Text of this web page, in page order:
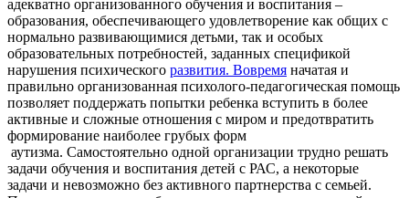
адекватно организованного обучения и воспитания –
образования, обеспечивающего удовлетворение как общих с
нормально развивающимися детьми, так и особых
образовательных потребностей, заданных спецификой
нарушения психического развития. Вовремя начатая и
правильно организованная психолого-педагогическая помощь
позволяет поддержать попытки ребенка вступить в более
активные и сложные отношения с миром и предотвратить
формирование наиболее грубых форм
аутизма. Самостоятельно одной организации трудно решать
задачи обучения и воспитания детей с РАС, а некоторые
задачи и невозможно без активного партнерства с семьей.